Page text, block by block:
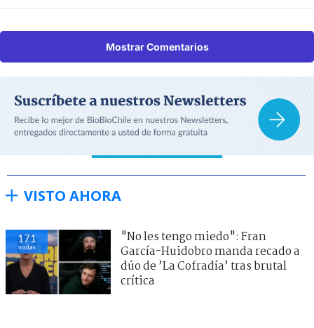
Mostrar Comentarios
VISTO AHORA
171
visitas
"No les tengo miedo": Fran
García-Huidobro manda recado a
dúo de ’La Cofradía’ tras brutal
crítica